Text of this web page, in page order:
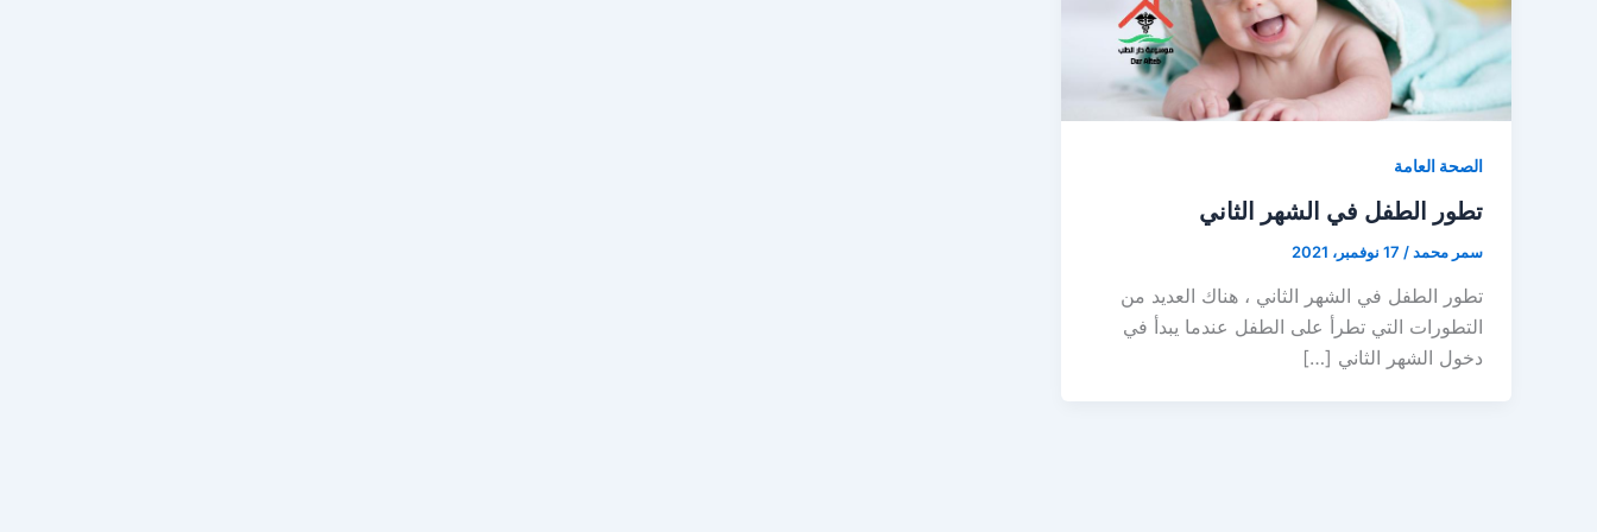
الصحة العامة
تطور الطفل في الشهر الثاني
سمر محمد/ 17 نوفمبر، 2021
تطور الطفل في الشهر الثاني ، هناك العديد من
التطورات التي تطرأ على الطفل عندما يبدأ في
دخول الشهر الثاني […]